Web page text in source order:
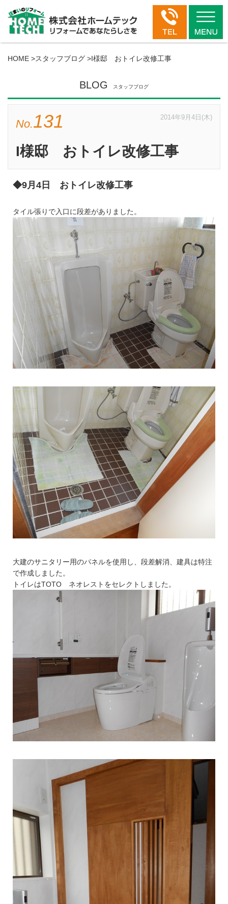
HOME >スタッフブログ >I様邸 おトイレ改修工事
BLOG スタッフブログ
No.131 2014年9月4日(木)
I様邸 おトイレ改修工事
◆9月4日 おトイレ改修工事
タイル張りで入口に段差がありました。
大建のサニタリー用のパネルを使用し、段差解消、建具は特注
で作成しました。
トイレはTOTO ネオレストをセレクトしました。